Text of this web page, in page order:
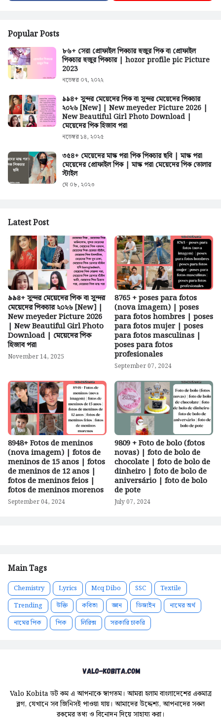
Popular Posts
৮৬+ সেরা প্রোফাইল পিকচার হুজুর পিক বা প্রোফাইল
পিকচার হুজুর পিকচার | hozor profile pic Picture
2023
নভেম্বর ০৭, ২০২২
৯৯৪+ সুন্দর মেয়েদের পিক বা সুন্দর মেয়েদের পিকচার
২০২৬ [New] | New meyeder Picture 2026 |
New Beautiful Girl Photo Download |
মেয়েদের পিক হিজাব পরা
নভেম্বর ১৪, ২০২৫
৩৫৪+ মেয়েদের মাস্ক পরা পিক পিকচার ছবি | মাস্ক পরা
মেয়েদের প্রোফাইল পিক | মাস্ক পরা মেয়েদের পিক তোলার
স্টাইল
মে ০৮, ২০২৩
Latest Post
৯৯৪+ সুন্দর মেয়েদের পিক বা সুন্দর
মেয়েদের পিকচার ২০২৬ [New] |
New meyeder Picture 2026
| New Beautiful Girl Photo
Download | মেয়েদের পিক
হিজাব পরা
November 14, 2025
8765 + poses para fotos
(nova imagem) | poses
para fotos hombres | poses
para fotos mujer | poses
para fotos masculinas |
poses para fotos
profesionales
September 07, 2024
8948+ Fotos de meninos
(nova imagem) | fotos de
meninos de 15 anos | fotos
de meninos de 12 anos |
fotos de meninos feios |
fotos de meninos morenos
September 04, 2024
9809 + Foto de bolo (fotos
novas) | foto de bolo de
chocolate | foto de bolo de
dinheiro | foto de bolo de
aniversário | foto de bolo
de pote
July 07, 2024
Main Tags
Chemistry Lyrics Mcq Dibo SSC
Textile
Trending
উক্তি কবিতা জ্ঞান ডিজাইন
নামের অর্থ
নামের পিক
পিক লিরিক্স সরকারি চাকরি
Valo Kobita ডট কম এ আপনাকে স্বাগতম। আমরা হলাম বাংলাদেশের একমাত্র
ব্লগ, যেখানে সব জিনিসই পাওয়া যায়। আমাদের উদ্দেশ্য, আপনাদের সকল
রকমের তথ্য ও বিনোদন দিয়ে সাহায্য করা।